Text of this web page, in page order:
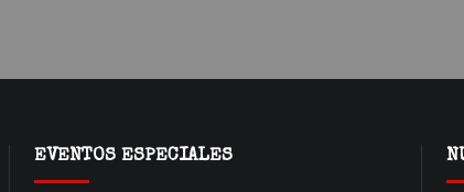
EVENTOS ESPECIALES